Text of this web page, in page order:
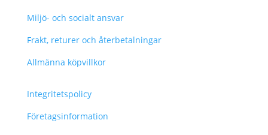
Miljö- och socialt ansvar
Frakt, returer och återbetalningar
Allmänna köpvillkor
Integritetspolicy
Företagsinformation